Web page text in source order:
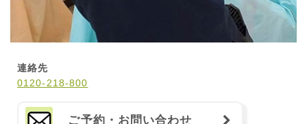
連絡先
0120-218-800
ご予約・お問い合わせ